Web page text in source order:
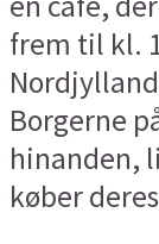
frem til kl.
Borgerne
hinanden,
køber